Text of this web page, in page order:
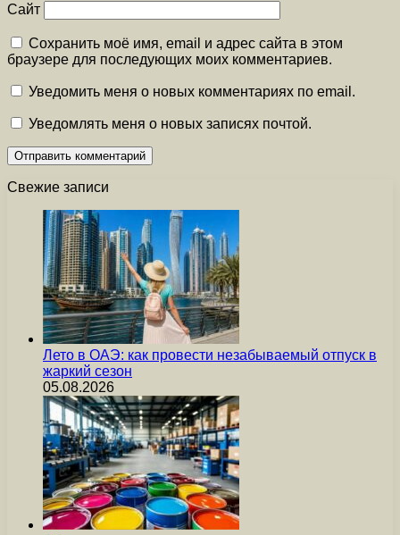
Сайт
Сохранить моё имя, email и адрес сайта в этом
браузере для последующих моих комментариев.
Уведомить меня о новых комментариях по email.
Уведомлять меня о новых записях почтой.
Свежие записи
Лето в ОАЭ: как провести незабываемый отпуск в
жаркий сезон
05.08.2026